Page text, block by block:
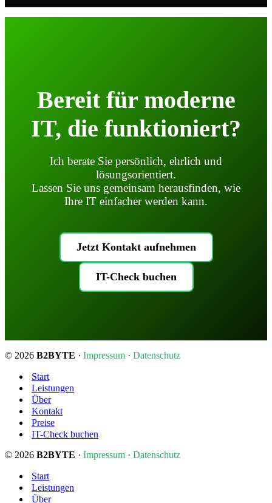
Bereit für moderne
IT, die funktioniert?
Ich berate Sie persönlich, ehrlich und
lösungsorientiert.
Lassen Sie uns gemeinsam herausfinden, wie
Ihre IT einfacher werden kann.
Jetzt Kontakt aufnehmen
IT-Check buchen
© 2026 B2BYTE · Impressum · Datenschutz
Start
Leistungen
Über
Kontakt
Preise
IT-Check buchen
© 2026 B2BYTE · Impressum · Datenschutz
Start
Leistungen
Über